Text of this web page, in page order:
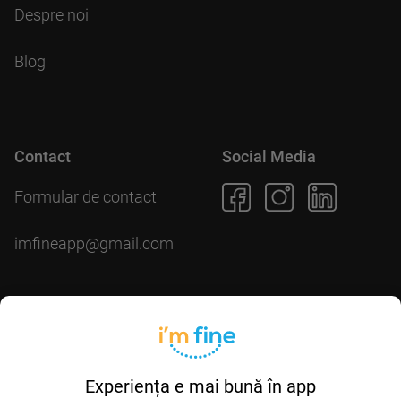
Experiența e mai bună în app
Despre noi
Blog
Contact
Formular de contact
imfineapp@gmail.com
Social Media